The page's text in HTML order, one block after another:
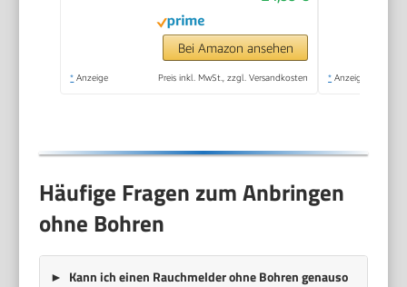
Bei Amazon ansehen
* Anzeige Preis inkl. MwSt., zzgl. Versandkosten * Anzeige
Häufige Fragen zum Anbringen
ohne Bohren
Kann ich einen Rauchmelder ohne Bohren genauso